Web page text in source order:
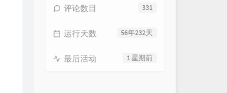
331
评论数目
56年232天
运行天数
1 星期前
最后活动